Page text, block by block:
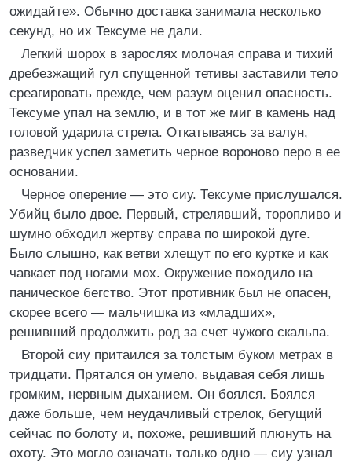
ожидайте». Обычно доставка занимала несколько
секунд, но их Тексуме не дали.
Легкий шорох в зарослях молочая справа и тихий
дребезжащий гул спущенной тетивы заставили тело
среагировать прежде, чем разум оценил опасность.
Тексуме упал на землю, и в тот же миг в камень над
головой ударила стрела. Откатываясь за валун,
разведчик успел заметить черное вороново перо в ее
основании.
Черное оперение — это сиу. Тексуме прислушался.
Убийц было двое. Первый, стрелявший, торопливо и
шумно обходил жертву справа по широкой дуге.
Было слышно, как ветви хлещут по его куртке и как
чавкает под ногами мох. Окружение походило на
паническое бегство. Этот противник был не опасен,
скорее всего — мальчишка из «младших»,
решивший продолжить род за счет чужого скальпа.
Второй сиу притаился за толстым буком метрах в
тридцати. Прятался он умело, выдавая себя лишь
громким, нервным дыханием. Он боялся. Боялся
даже больше, чем неудачливый стрелок, бегущий
сейчас по болоту и, похоже, решивший плюнуть на
охоту. Это могло означать только одно — сиу узнал